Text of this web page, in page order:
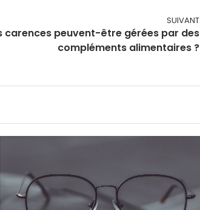
SUIVANT
carences peuvent-être gérées par des
compléments alimentaires ?